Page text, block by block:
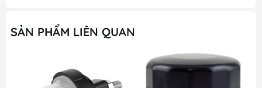
SẢN PHẨM LIÊN QUAN